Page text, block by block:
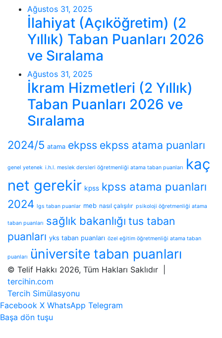
Ağustos 31, 2025
İlahiyat (Açıköğretim) (2
Yıllık) Taban Puanları 2026
ve Sıralama
Ağustos 31, 2025
İkram Hizmetleri (2 Yıllık)
Taban Puanları 2026 ve
Sıralama
2024/5 atama ekpss ekpss atama puanları
genel yetenek i.h.l. meslek dersleri öğretmenliği atama taban puanları
kaç
net gerekir kpss kpss atama puanları
2024 lgs taban puanlar meb nasıl çalışılır psikoloji öğretmenliği atama
taban puanları sağlık bakanlığı tus taban
puanları yks taban puanları özel eğitim öğretmenliği atama taban
puanları üniversite taban puanları
© Telif Hakkı 2026, Tüm Hakları Saklıdır |
tercihin.com
Tercih Simülasyonu
Facebook X WhatsApp Telegram
Başa dön tuşu